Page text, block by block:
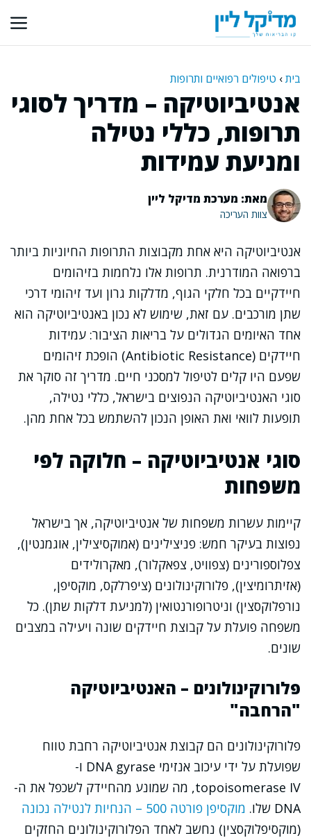
לתוכן
בית› טיפולים רפואיים ותרופות
אנטיביוטיקה – מדריך לסוגי
תרופות, כללי נטילה
ומניעת עמידות
מאת: מערכת מדיקל ליין
צוות העריכה
אנטיביוטיקה היא אחת מקבוצות התרופות החיוניות ביותר
ברפואה המודרנית. תרופות אלו נלחמות בזיהומים
חיידקיים בכל חלקי הגוף, מדלקות גרון ועד זיהומי דרכי
שתן מורכבים. עם זאת, שימוש לא נכון באנטיביוטיקה הוא
אחד האיומים הגדולים על בריאות הציבור: עמידות
חיידקים (Antibiotic Resistance) הופכת זיהומים
שפעם היו קלים לטיפול למסכני חיים. מדריך זה סוקר את
סוגי האנטיביוטיקה הנפוצים בישראל, כללי נטילה,
תופעות לוואי ואת האופן הנכון להשתמש בכל אחת מהן.
סוגי אנטיביוטיקה – חלוקה לפי
משפחות
קיימות עשרות משפחות של אנטיביוטיקה, אך בישראל
נפוצות בעיקר חמש: פניצילינים (אמוקסיצילין, אוגמנטין),
צפלוספורינים (צפוויט, צפאקלור), מאקרולידים
(אזיתרומיצין), פלורוקינולונים (ציפרלקס, מוקסיפן,
נורפלוקסצין) וניטרופורנטואין (למניעת דלקות שתן). כל
משפחה פועלת על קבוצת חיידקים שונה ויעילה במצבים
שונים.
פלורוקינולונים – האנטיביוטיקה
"הרחבה"
פלורוקינולונים הם קבוצת אנטיביוטיקה רחבת טווח
שפועלת על ידי עיכוב אנזימי DNA gyrase ו-
topoisomerase IV, מה שמונע מהחיידק לשכפל את ה-
DNA שלו.
מוקסיפן פורטה 500 – הנחיות לנטילה נכונה
(מוקסיפלוקסצין) נחשב לאחד הפלורוקינולונים החזקים